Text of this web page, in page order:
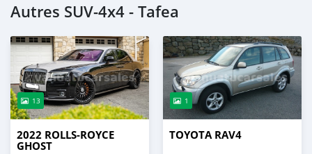
Autres SUV‒4x4 - Tafea
13
2022 ROLLS-ROYCE
GHOST
1
TOYOTA RAV4